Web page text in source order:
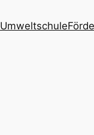
Umweltschule